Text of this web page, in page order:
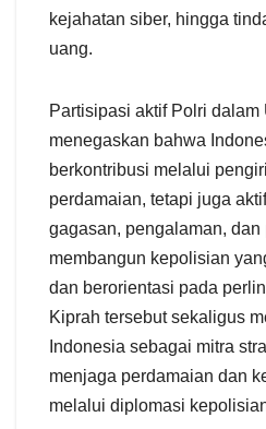
kejahatan siber, hingga
uang.
Partisipasi aktif Polri
menegaskan bahwa
berkontribusi melalui
perdamaian, tetapi juga
gagasan, pengalaman,
membangun kepolisian
dan berorientasi pada
Kiprah tersebut sekaligus
Indonesia sebagai mitra
menjaga perdamaian dan
melalui diplomasi